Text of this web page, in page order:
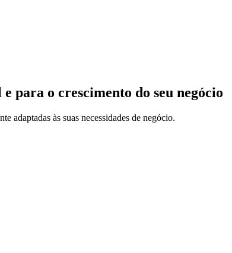
para o crescimento do seu negócio
adaptadas às suas necessidades de negócio.